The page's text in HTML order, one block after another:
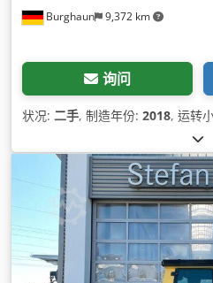
Burghaun 9,372 km
询问
状况: 二手, 制造年份: 2018, 运转